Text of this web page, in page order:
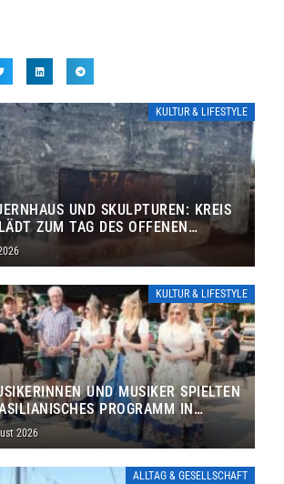
KULTUR & LIFESTYLE
UND SKULPTUREN: KREIS
ZUM TAG DES OFFENEN
KULTUR & LIFESTYLE
UND MUSIKER SPIELTEN
PROGRAMM IN
2026
ALLTAG & GESELLSCHAFT